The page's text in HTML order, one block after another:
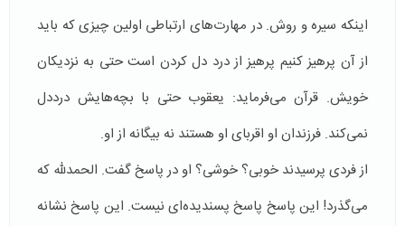
اینکه سیره و روش. در مهارت‌های ارتباطی اولین چیزی که باید
از آن پرهیز کنیم پرهیز از درد دل کردن است حتی به نزدیکان
خویش. قرآن می‌فرماید: یعقوب حتی با بچه‌هایش درددل
نمی‌کند. فرزندان او اقربای او هستند نه بیگانه از او.
از فردی پرسیدند خوبی؟ خوشی؟ او در پاسخ گفت. الحمدلله که
می‌گذرد! این پاسخ پاسخ پسندیده‌ای نیست. این پاسخ نشانه